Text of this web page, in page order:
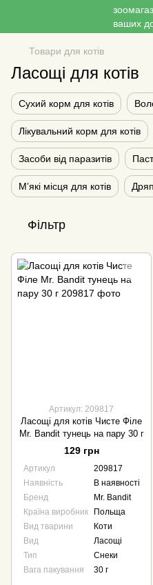
Товари для котів
Ласощі для котів
Сухий корм для котів
Лікувальний корм для котів
Засоби від паразитів
М’які місця для котів
Фільтр
Артикул: 209817
Ласощі для котів Чисте Філе
Mr. Bandit тунець на пару 30 г
129 грн
Артикул
209817
Наявність
В наявності
Бренд
Mr. Bandit
Країна виробник
Польща
Вид тварини
Коти
Вид
Ласощі
Тип
Снеки
Вага пакування
30 г